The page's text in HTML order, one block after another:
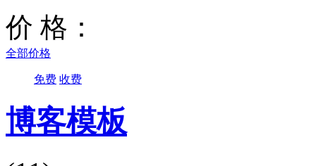
价 格：
全部价格
免费 收费
博客模板